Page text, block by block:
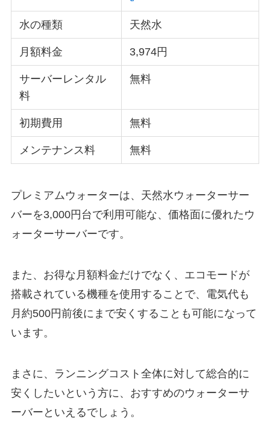
水の種類 天然水
月額料金 3,974円
サーバーレンタル
料
無料
初期費用 無料
メンテナンス料 無料
プレミアムウォーターは、天然水ウォーターサー
バーを3,000円台で利用可能な、価格面に優れたウ
ォーターサーバーです。
また、お得な月額料金だけでなく、エコモードが
搭載されている機種を使用することで、電気代も
月約500円前後にまで安くすることも可能になって
います。
まさに、ランニングコスト全体に対して総合的に
安くしたいという方に、おすすめのウォーターサ
ーバーといえるでしょう。